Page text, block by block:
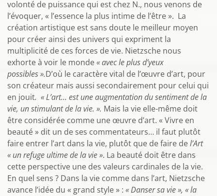
volonté de puissance qui est chez N., nous venons de
l’évoquer, « l’essence la plus intime de l’être ». La
création artistique est sans doute le meilleur moyen
pour créer ainsi des univers qui expriment la
multiplicité de ces forces de vie. Nietzsche nous
exhorte à voir le monde« avec le plus d’yeux
possibles ».D’où le caractère vital de l’œuvre d’art, pour
son créateur mais aussi secondairement pour celui qui
en jouit. « L’art… est une augmentation du sentiment de la
vie, un stimulant de la vie. ». Mais la vie elle-même doit
être considérée comme une œuvre d’art. « Vivre en
beauté » dit un de ses commentateurs… il faut plutôt
faire entrer l’art dans la vie, plutôt que de faire del’Art
« un refuge ultime de la vie ». La beauté doit être dans
cette perspective une des valeurs cardinales de la vie.
En quel sens ? Dans la vie comme dans l’art, Nietzsche
avance l’idée du « grand style » : « Danser sa vie », « la